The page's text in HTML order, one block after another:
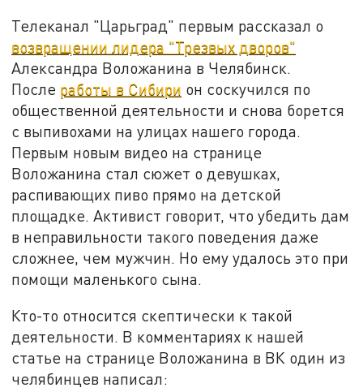
Телеканал "Царьград" первым рассказал о
возвращении лидера "Трезвых дворов"
Александра Воложанина в Челябинск.
После работы в Сибири он соскучился по
общественной деятельности и снова борется
с выпивохами на улицах нашего города.
Первым новым видео на странице
Воложанина стал сюжет о девушках,
распивающих пиво прямо на детской
площадке. Активист говорит, что убедить дам
в неправильности такого поведения даже
сложнее, чем мужчин. Но ему удалось это при
помощи маленького сына.
Кто-то относится скептически к такой
деятельности. В комментариях к нашей
статье на странице Воложанина в ВК один из
челябинцев написал: